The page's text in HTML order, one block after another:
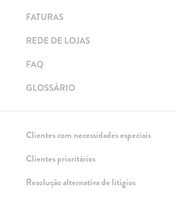
FATURAS
REDE DE LOJAS
FAQ
GLOSSÁRIO
Clientes com necessidades especiais
Clientes prioritários
Resolução alternativa de litígios